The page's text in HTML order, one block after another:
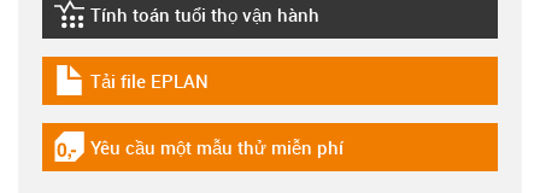
igus-icon-lebensdauerrechner
Tính toán tuổi thọ vận hành
igus-icon-download-plan
Tải file EPLAN
igus-icon-gratismuster
Yêu cầu một mẫu thử miễn phí